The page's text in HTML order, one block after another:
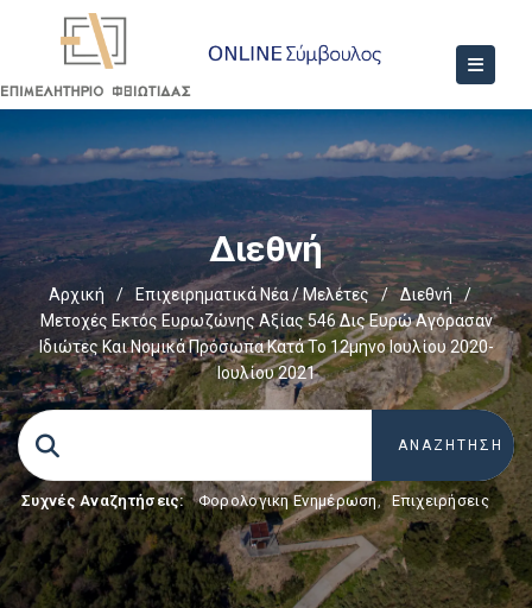
Διεθνή
Αρχική / Επιχειρηματικά Νέα / Μελέτες / Διεθνή
/
Μετοχές Εκτός Ευρωζώνης Αξίας 546 Δις Ευρώ Αγόρασαν
Ιδιώτες Και Νομικά Πρόσωπα Κατά Το 12μηνο Ιουλίου 2020-
Ιουλίου 2021
Συχνές Αναζητήσεις: Φορολογικη Ενημέρωση, Επιχειρήσεις